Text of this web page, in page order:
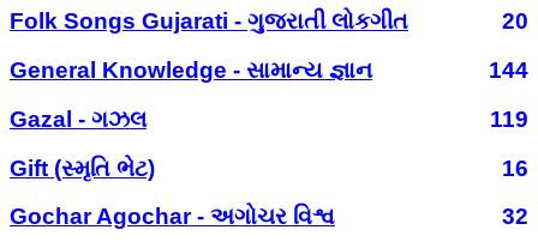
Folk Songs Gujarati - ગુજરાતી લોકગીત
20
General Knowledge - સામાન્ય જ્ઞાન
144
Gazal - ગઝલ
119
Gift (સ્મૃતિ ભેટ)
16
Gochar Agochar - અગોચર વિશ્વ
32